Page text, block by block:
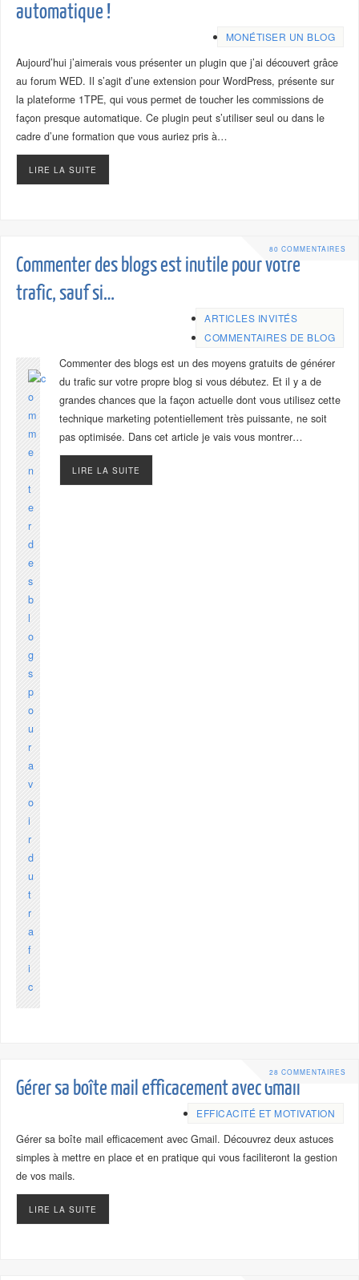
automatique !
MONÉTISER UN BLOG
Aujourd’hui j’aimerais vous présenter un plugin que j’ai découvert grâce
au forum WED. Il s’agit d’une extension pour WordPress, présente sur
la plateforme 1TPE, qui vous permet de toucher les commissions de
façon presque automatique. Ce plugin peut s’utiliser seul ou dans le
cadre d’une formation que vous auriez pris à…
LIRE LA SUITE
80 COMMENTAIRES
Commenter des blogs est inutile pour votre
trafic, sauf si…
ARTICLES INVITÉS
COMMENTAIRES DE BLOG
Commenter des blogs est un des moyens gratuits de générer
du trafic sur votre propre blog si vous débutez. Et il y a de
grandes chances que la façon actuelle dont vous utilisez cette
technique marketing potentiellement très puissante, ne soit
pas optimisée. Dans cet article je vais vous montrer…
LIRE LA SUITE
28 COMMENTAIRES
Gérer sa boîte mail efficacement avec Gmail
EFFICACITÉ ET MOTIVATION
Gérer sa boîte mail efficacement avec Gmail. Découvrez deux astuces
simples à mettre en place et en pratique qui vous faciliteront la gestion
de vos mails.
LIRE LA SUITE